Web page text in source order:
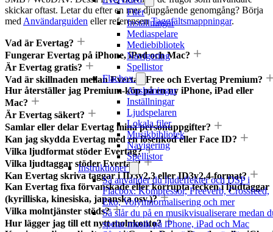
Filer
Inställningar
Mediaspelare
Mediebibliotek
Navigering
Spellistor
Flacbox
Anslutningar
Inställningar
Ljudspelaren
Lokala filer
Musikbibliotek
Navigering
Spellistor
Instruktioner
Så använder du ljudeffekter och DSP i
Flacbox: Kompressor, Freeverb, Crossfeed,
Eko, Volymnormalisering och mer
Så slår du på en musikvisualiserare medan
spelar musik på iPhone, iPad och Mac
skickar oftast. Letar du efter en mer djupgående genomgång? Börja
med Användarguiden eller referensenTaggfältsmappningar.
Vad är Evertag?
Fungerar Evertag på iPhone, iPad och Mac?
Är Evertag gratis?
Vad är skillnaden mellan Evertag Free och Evertag Premium?
Hur återställer jag Premium-köp på en ny iPhone, iPad eller
Mac?
Är Evertag säkert?
Samlar eller delar Evertag mina personuppgifter?
Kan jag skydda Evertag med en lösenkod eller Face ID?
Vilka ljudformat stöder Evertag?
Vilka ljudtaggar stöder Evertag?
Kan Evertag skriva taggar i ID3v2.3 eller ID3v2.4-format?
Kan Evertag fixa förvanskade eller korrupta tecken i ljudtaggar
(kyrilliska, kinesiska, japanska osv.)?
Vilka molntjänster stöds?
Hur lägger jag till ett nytt molnkonto?